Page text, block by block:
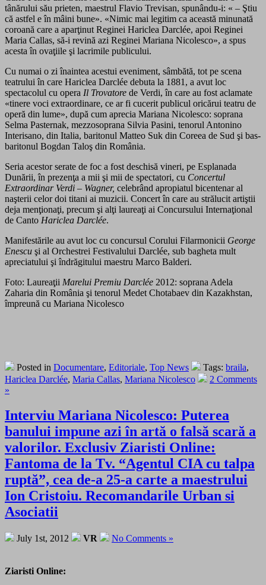
tânărului său prieten, maestrul Flavio Trevisan, spunându-i: « – Ştiu
că astfel e în mâini bune». «Nimic mai legitim ca această minunată
coroană care a aparţinut Reginei Hariclea Darclée, apoi Reginei
Maria Callas, să-i revină azi Reginei Mariana Nicolesco», a spus
acesta în ovaţiile şi lacrimile publicului.
Cu numai o zi înaintea acestui eveniment, sâmbătă, tot pe scena
teatrului în care Hariclea Darclée debuta la 1881, a avut loc
spectacolul cu opera Il Trovatore de Verdi, în care au fost aclamate
«tinere voci extraordinare, ce ar fi cucerit publicul oricărui teatru de
operă din lume», după cum aprecia Mariana Nicolesco: soprana
Selma Pasternak, mezzosoprana Silvia Pasini, tenorul Antonino
Interisano, din Italia, baritonul Matteo Suk din Coreea de Sud şi bas-
baritonul Bogdan Taloş din România.
Seria acestor serate de foc a fost deschisă vineri, pe Esplanada
Dunării, în prezenţa a mii şi mii de spectatori, cu Concertul
Extraordinar Verdi – Wagner, celebrând apropiatul bicentenar al
naşterii celor doi titani ai muzicii. Concert în care au strălucit artiştii
deja menţionaţi, precum şi alţi laureaţi ai Concursului Internaţional
de Canto Hariclea Darclée.
Manifestările au avut loc cu concursul Corului Filarmonicii George
Enescu şi al Orchestrei Festivalului Darclée, sub bagheta mult
apreciatului şi îndrăgitului maestru Marco Balderi.
Foto: Laureaţii Marelui Premiu Darclée 2012: soprana Adela
Zaharia din România şi tenorul Medet Chotabaev din Kazakhstan,
împreună cu Mariana Nicolesco
Posted in Documentare, Editoriale, Top News Tags: braila,
Hariclea Darclée, Maria Callas, Mariana Nicolesco
2 Comments
»
Interviu Mariana Nicolesco: Puterea
banului impune azi în artă o falsă scară a
valorilor. Exclusiv Ziaristi Online:
Fantoma de la Tv. “Agentul CIA cu talpa
ruptă”, cea de-a 25-a carte a maestrului
Ion Cristoiu. Recomandarile Urban si
Asociatii
July 1st, 2012 VR No Comments »
Ziaristi Online: